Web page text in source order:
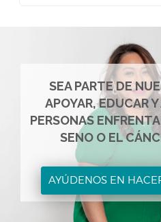
SEA PARTE DE
APOYAR, EDUCAR
PERSONAS
SENO O EL
AYÚDENOS EN